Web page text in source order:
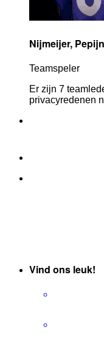
Nijmeijer, Pepijn
Teamspeler
Er zijn 7
privacyredenen
Vind ons leuk!